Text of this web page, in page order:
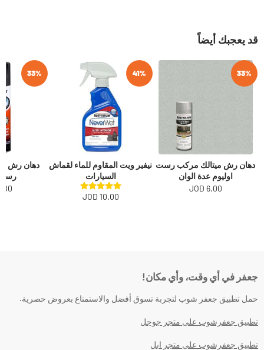
قد يعجبك أيضاً
33%
دهان رش ميتالك مركب رست
اوليوم عدة الوان
6.00 JOD
41%
نيفير ويت المقاوم للماء لقماش
السيارات
10.00 JOD
33%
دهان رش
رست
JOD
جعفر في أي وقت، وأي مكان!
حمل تطبيق جعفر شوب لتجربة تسوق أفضل والاستمتاع بعروض حصرية.
تطبيق جعفرشوب على متجر جوجل
تطبيق جعفرشوب على متجر ابل